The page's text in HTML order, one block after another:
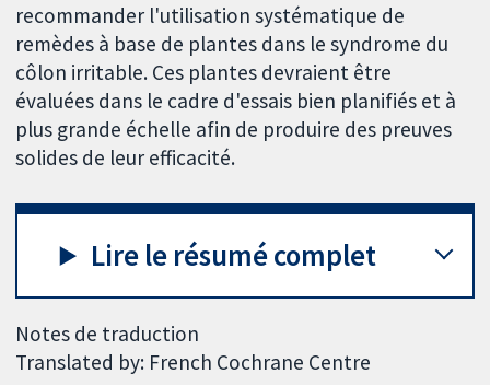
recommander l'utilisation systématique de
remèdes à base de plantes dans le syndrome du
côlon irritable. Ces plantes devraient être
évaluées dans le cadre d'essais bien planifiés et à
plus grande échelle afin de produire des preuves
solides de leur efficacité.
Lire le résumé complet
Notes de traduction
Translated by: French Cochrane Centre